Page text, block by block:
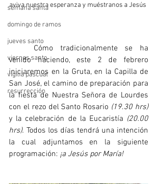
semana santa
domingo de ramos
jueves santo
viernes santo
vigilia pascual
resurrección
aviva nuestra esperanza y muéstranos a Jesús
venido haciendo, este 2 de febrero
iniciaremos en la Gruta, en la Capilla de
San José, el camino de preparación para
la fiesta de Nuestra Señora de Lourdes
con el rezo del Santo Rosario (19.30 hrs)
y la celebración de la Eucaristía (20.00
hrs). Todos los días tendrá una intención
la cual adjuntamos en la siguiente
programación: ¡a Jesús por María!